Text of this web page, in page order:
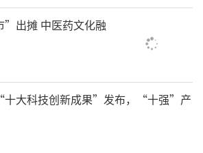
出摊 中医药文化融
十大科技创新成果”发布，“十强”产